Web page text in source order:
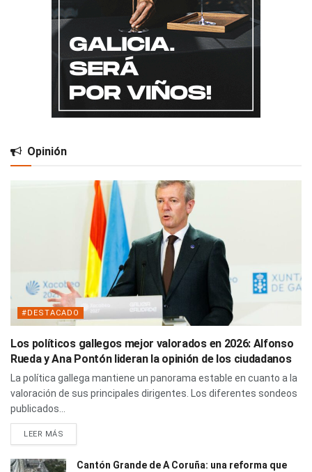
Opinión
#DESTACADO
Los políticos gallegos mejor valorados en 2026: Alfonso
Rueda y Ana Pontón lideran la opinión de los ciudadanos
La política gallega mantiene un panorama estable en cuanto a la
valoración de sus principales dirigentes. Los diferentes sondeos
publicados...
LEER MÁS
Cantón Grande de A Coruña: una reforma que